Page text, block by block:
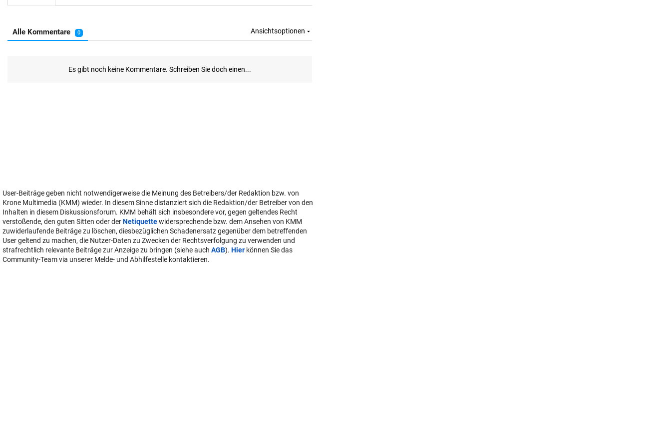
User-Beiträge geben nicht notwendigerweise die Meinung des Betreibers/der Redaktion bzw. von
Krone Multimedia (KMM) wieder. In diesem Sinne distanziert sich die Redaktion/der Betreiber von den
Inhalten in diesem Diskussionsforum. KMM behält sich insbesondere vor, gegen geltendes Recht
verstoßende, den guten Sitten oder derNetiquettewidersprechende bzw. dem Ansehen von KMM
zuwiderlaufende Beiträge zu löschen, diesbezüglichen Schadenersatz gegenüber dem betreffenden
User geltend zu machen, die Nutzer-Daten zu Zwecken der Rechtsverfolgung zu verwenden und
strafrechtlich relevante Beiträge zur Anzeige zu bringen (siehe auch AGB). Hier können Sie das
Community-Team via unserer Melde- und Abhilfestelle kontaktieren.